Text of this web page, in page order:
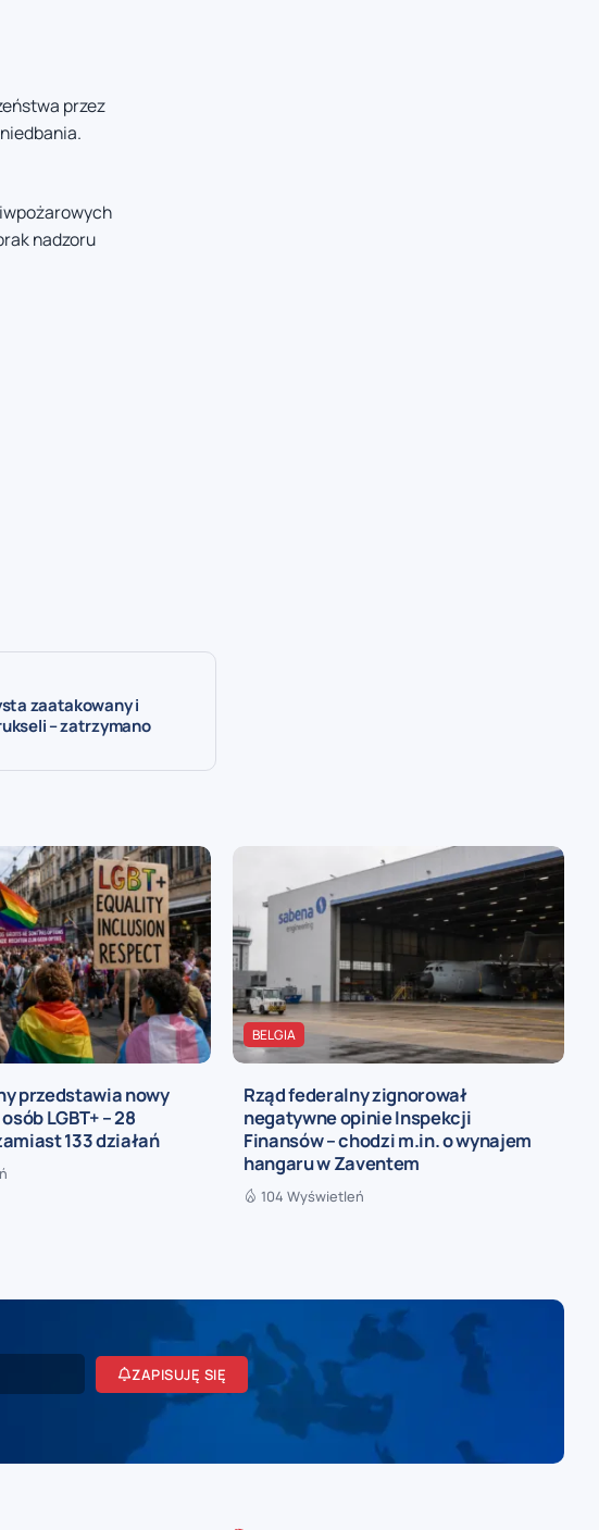
przez
nadzoru
zaatakowany i
– zatrzymano
przedstawia nowy
LGBT+ – 28
133 działań
BELGIA
Rząd federalny zignorował
negatywne opinie Inspekcji
Finansów – chodzi m.in. o wynajem
hangaru w Zaventem
104 Wyświetleń
ZAPISUJĘ SIĘ